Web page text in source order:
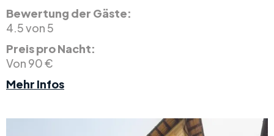
Bewertung der Gäste:
4.5 von 5
Preis pro Nacht:
Von 90 €
Mehr Infos